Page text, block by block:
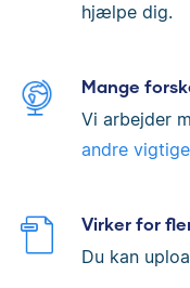
hjælpe dig.
Mange
Vi arbejder
andre
Virker for
Du kan